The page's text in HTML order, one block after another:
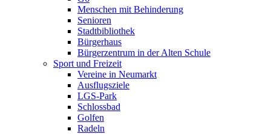
Menschen mit Behinderung
Senioren
Stadtbibliothek
Bürgerhaus
Bürgerzentrum in der Alten Schule
Sport und Freizeit
Vereine in Neumarkt
Ausflugsziele
LGS-Park
Schlossbad
Golfen
Radeln